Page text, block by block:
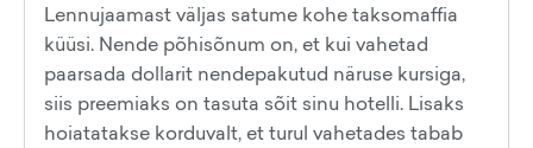
Lennujaamast väljas satume kohe taksomaffia
küüsi. Nende põhisõnum on, et kui vahetad
paarsada dollarit nendepakutud näruse kursiga,
siis preemiaks on tasuta sõit sinu hotelli. Lisaks
hoiatatakse korduvalt, et turul vahetades tabab